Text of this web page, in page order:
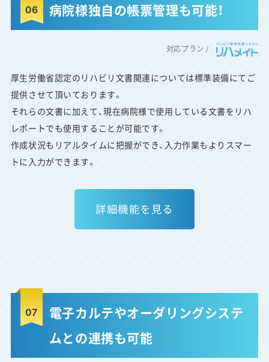
病院様独自の帳票管理も可能！
厚生労働省認定のリハビリ文書関連については標準装備にてご
提供させて頂いております。
それらの文書に加えて、現在病院様で使用している文書をリハ
レポートでも使用することが可能です。
作成状況もリアルタイムに把握ができ、入力作業もよりスマー
トに入力ができます。
詳細機能を見る
電子カルテやオーダリングシステ
ムとの連携も可能